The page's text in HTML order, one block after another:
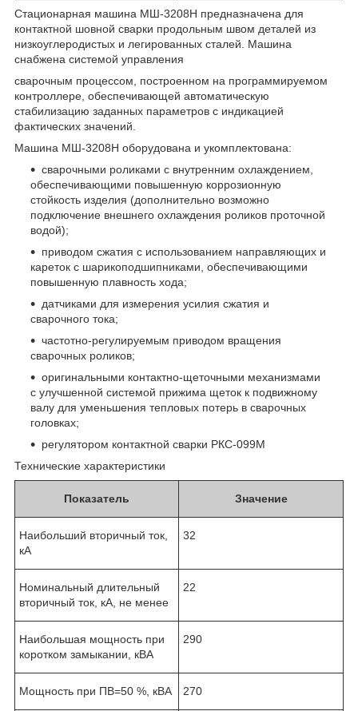
Стационарная машина МШ-3208Н предназначена для
контактной шовной сварки продольным швом деталей из
низкоуглеродистых и легированных сталей. Машина
снабжена системой управления
сварочным процессом, построенном на программируемом
контроллере, обеспечивающей автоматическую
стабилизацию заданных параметров с индикацией
фактических значений.
Машина МШ-3208Н оборудована и укомплектована:
сварочными роликами с внутренним охлаждением,
обеспечивающими повышенную коррозионную
стойкость изделия (дополнительно возможно
подключение внешнего охлаждения роликов проточной
водой);
приводом сжатия с использованием направляющих и
кареток с шарикоподшипниками, обеспечивающими
повышенную плавность хода;
датчиками для измерения усилия сжатия и
сварочного тока;
частотно-регулируемым приводом вращения
сварочных роликов;
оригинальными контактно-щеточными механизмами
с улучшенной системой прижима щеток к подвижному
валу для уменьшения тепловых потерь в сварочных
головках;
регулятором контактной сварки РКС-099М
Технические характеристики
Показатель Значение
Наибольший вторичный ток,
кА
32
Номинальный длительный
вторичный ток, кА, не менее
22
Наибольшая мощность при
коротком замыкании, кВА
290
Мощность при ПВ=50 %, кВА 270